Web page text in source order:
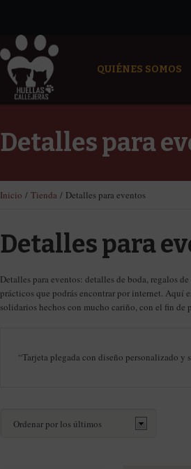
QUIÉNES SOMOS
Detalles para
Inicio / Tienda / Detalles para eventos
Detalles para
Detalles para eventos: detalles de boda, regalos
prácticos que podrás encontrar por internet. Aquí
solidarios hechos con mucho cariño, con el fin de
“Tarjeta plegada con diseño personalizado y